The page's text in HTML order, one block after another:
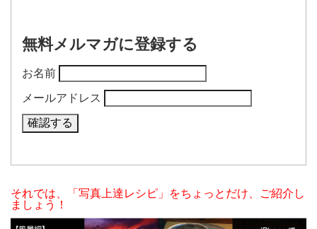
無料メルマガに登録する
お名前
メールアドレス
それでは、「写真上達レシピ」をちょっとだけ、ご紹介し
ましょう！